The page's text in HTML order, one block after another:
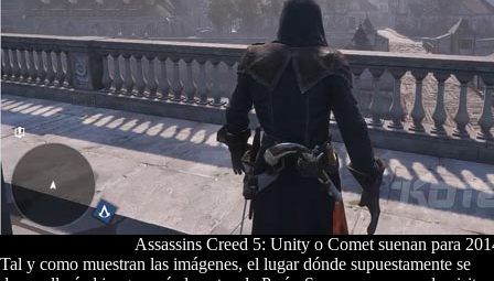
Assassins Creed 5: Unity o Comet suenan para
Tal y como muestran las imágenes, el lugar dónde supuestamente se